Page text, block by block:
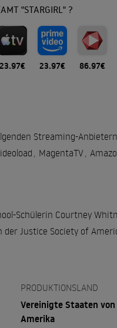
"STARGIRL" ?
23.97€ 23.97€ 86.97€
Streaming-
, MagentaTV,
Schülerin Courtney
der Justice Society of
PRODUKTIONSLAND
Vereinigte Staaten von
Amerika